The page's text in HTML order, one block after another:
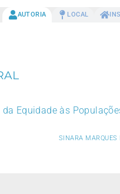
AUTORIA LOCAL
Equidade às
SINARA MARQUES